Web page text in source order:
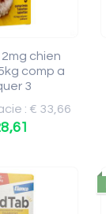
chien
comp a
3
: € 33,66